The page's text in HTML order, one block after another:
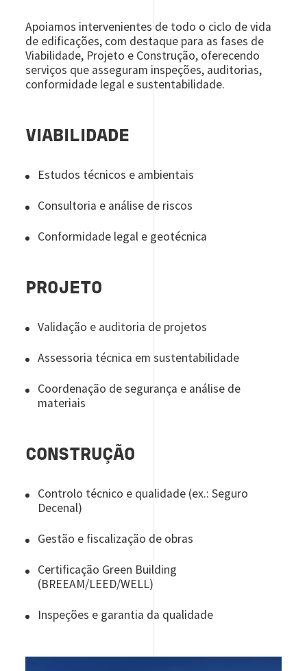
Apoiamos intervenientes de todo o ciclo de vida
de edificações, com destaque para as fases de
Viabilidade, Projeto e Construção, oferecendo
serviços que asseguram inspeções, auditorias,
conformidade legal e sustentabilidade.
VIABILIDADE
Estudos técnicos e ambientais
Consultoria e análise de riscos
Conformidade legal e geotécnica
PROJETO
Validação e auditoria de projetos
Assessoria técnica em sustentabilidade
Coordenação de segurança e análise de
materiais
CONSTRUÇÃO
Controlo técnico e qualidade (ex.: Seguro
Decenal)
Gestão e fiscalização de obras
Certificação Green Building
(BREEAM/LEED/WELL)
Inspeções e garantia da qualidade